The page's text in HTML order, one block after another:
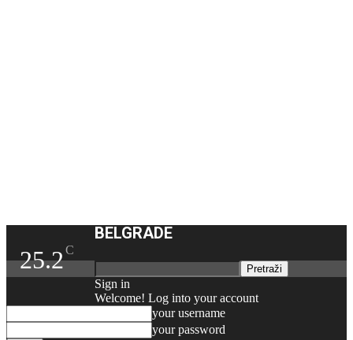
25.2C
BELGRADE
Sign in
Welcome! Log into your account
your username
your password